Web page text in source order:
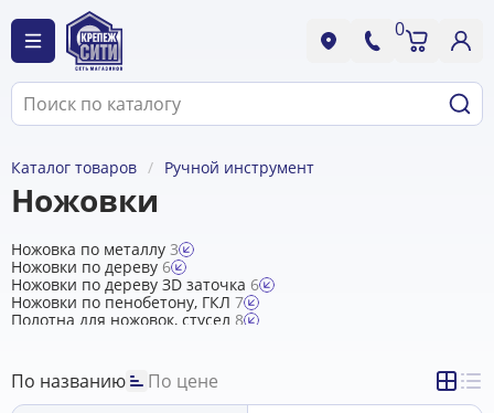
0
Каталог товаров Ручной инструмент
Ножовки
Ножовка по металлу 3
Ножовки по дереву 6
Ножовки по дереву ЗD заточка 6
Ножовки по пенобетону, ГКЛ 7
Полотна для ножовок, стусел 8
По названию
По цене